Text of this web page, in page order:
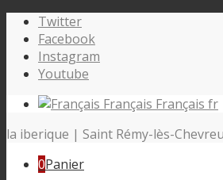
Twitter
Facebook
Instagram
Youtube
Français Français fr
la iberique | Saint Rémy-lès-
0Panier